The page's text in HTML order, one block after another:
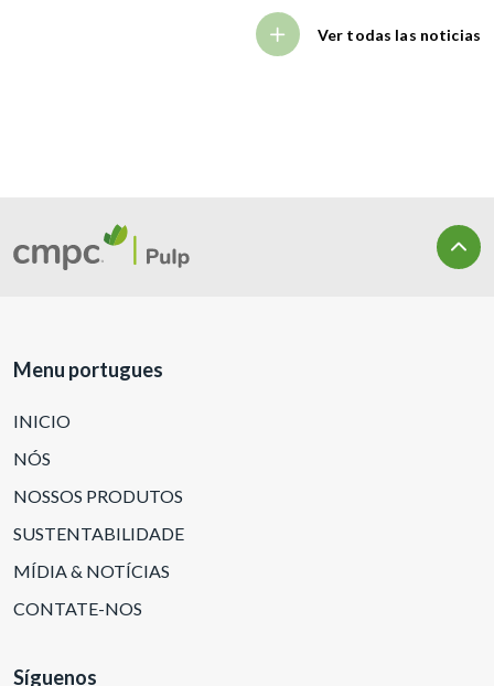
Ver todas las noticias
Menu portugues
INICIO
NÓS
NOSSOS PRODUTOS
SUSTENTABILIDADE
MÍDIA & NOTÍCIAS
CONTATE-NOS
Síguenos